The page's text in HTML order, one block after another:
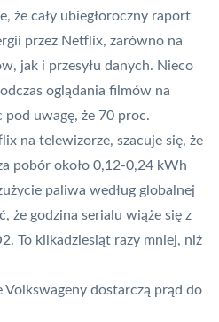
że cały ubiegłoroczny raport
przez Netflix, zarówno na
jak i przesyłu danych. Nieco
oglądania filmów na
uwagę, że 70 proc.
na telewizorze, szacuje się, że
pobór około 0,12-0,24 kWh
paliwa według globalnej
że godzina serialu wiąże się z
To kilkadziesiąt razy mniej, niż
Volkswageny dostarczą prąd do